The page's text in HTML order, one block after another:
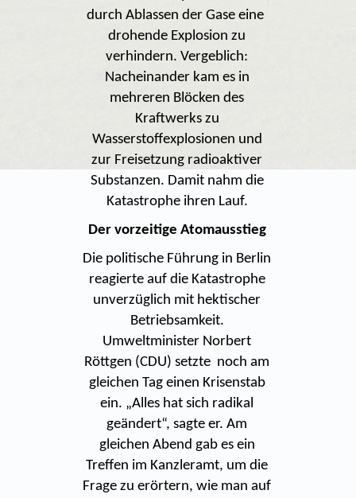
durch Ablassen der Gase eine
drohende Explosion zu
verhindern. Vergeblich:
Nacheinander kam es in
mehreren Blöcken des
Kraftwerks zu
Wasserstoffexplosionen und
zur Freisetzung radioaktiver
Substanzen. Damit nahm die
Katastrophe ihren Lauf.
Der vorzeitige Atomausstieg
Die politische Führung in Berlin
reagierte auf die Katastrophe
unverzüglich mit hektischer
Betriebsamkeit.
Umweltminister Norbert
Röttgen (CDU) setzte noch am
gleichen Tag einen Krisenstab
ein. „Alles hat sich radikal
geändert“, sagte er. Am
gleichen Abend gab es ein
Treffen im Kanzleramt, um die
Frage zu erörtern, wie man auf